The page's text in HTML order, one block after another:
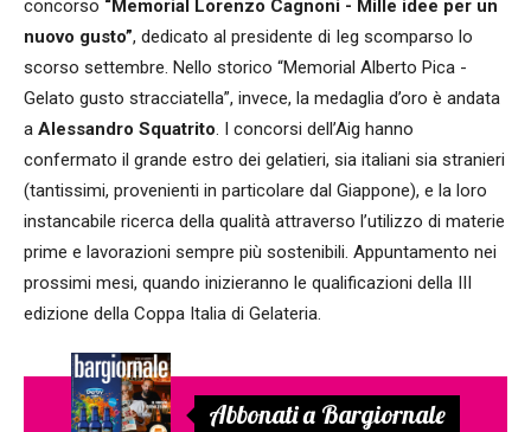
concorso “Memorial Lorenzo Cagnoni - Mille idee per un
nuovo gusto”, dedicato al presidente di Ieg scomparso lo
scorso settembre. Nello storico “Memorial Alberto Pica -
Gelato gusto stracciatella”, invece, la medaglia d’oro è andata
a Alessandro Squatrito. I concorsi dell’Aig hanno
confermato il grande estro dei gelatieri, sia italiani sia stranieri
(tantissimi, provenienti in particolare dal Giappone), e la loro
instancabile ricerca della qualità attraverso l’utilizzo di materie
prime e lavorazioni sempre più sostenibili. Appuntamento nei
prossimi mesi, quando inizieranno le qualificazioni della III
edizione della Coppa Italia di Gelateria.
Abbonati a Bargiornale